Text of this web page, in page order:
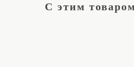
С этим